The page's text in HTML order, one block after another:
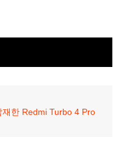
한 Redmi Turbo 4 Pro